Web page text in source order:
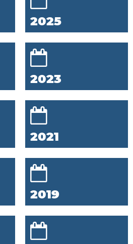
2025
2023
2021
2019